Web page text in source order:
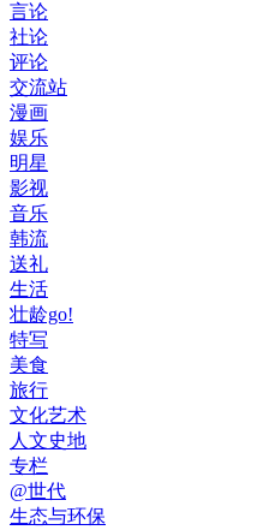
言论
社论
评论
交流站
漫画
娱乐
明星
影视
音乐
韩流
送礼
生活
壮龄go!
特写
美食
旅行
文化艺术
人文史地
专栏
@世代
生态与环保